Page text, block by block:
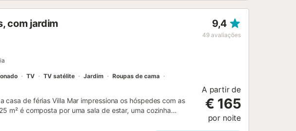
amplo espaço de trabalho. Do outro lado do corredor,
grande closet, um quarto com duas camas individuais e
escadaria leva-o ao primeiro andar, onde encontrará
com 2 camas individuais e um quarto duplo que
com jardim 9,4
49 avaliações
TV TV satélite Jardim
Roupas de cama
casa de férias Villa Mar impressiona os hóspedes com as
m² é composta por uma sala de estar, uma cozinha
A partir de
€ 165
por noite